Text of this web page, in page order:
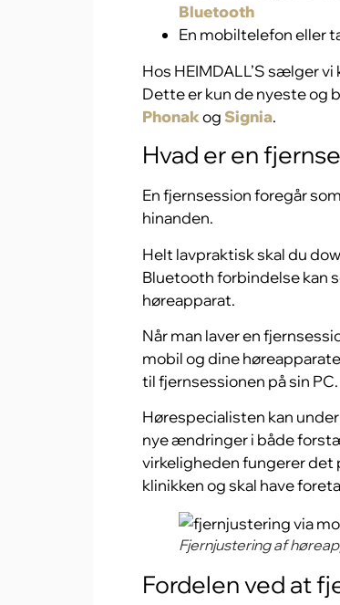
Bluetooth
En mobiltelefon eller
Hos HEIMDALL’S sælger
Dette er kun de nyeste og
Phonakog Signia.
Hvad er en
En fjernsession foregår
hinanden.
Helt lavpraktisk skal du
Bluetooth forbindelse kan
høreapparat.
Når man laver en
mobil og dine
til fjernsessionen på sin PC.
Hørespecialisten kan
nye ændringer i både
virkeligheden fungerer det
klinikken og skal have
Fjernjustering af
Fordelen ved at